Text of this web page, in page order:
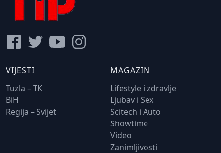
VIJESTI
Tuzla – TK
BiH
Regija – Svijet
MAGAZIN
Lifestyle i zdravlje
Ljubav i Sex
Scitech i Auto
Showtime
Video
Zanimljivosti